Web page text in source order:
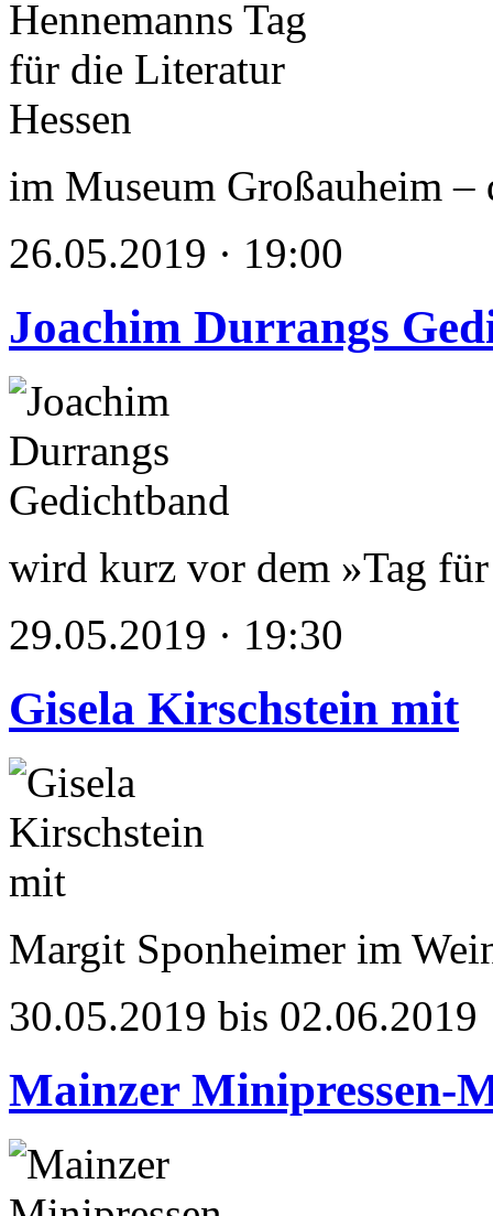
im Museum Großauheim –
26.05.2019 · 19:00
Joachim Durrangs
wird kurz vor dem »Tag
29.05.2019 · 19:30
Gisela Kirschstein mit
Margit Sponheimer im
30.05.2019 bis 02.06.2019
Mainzer Minipressen-